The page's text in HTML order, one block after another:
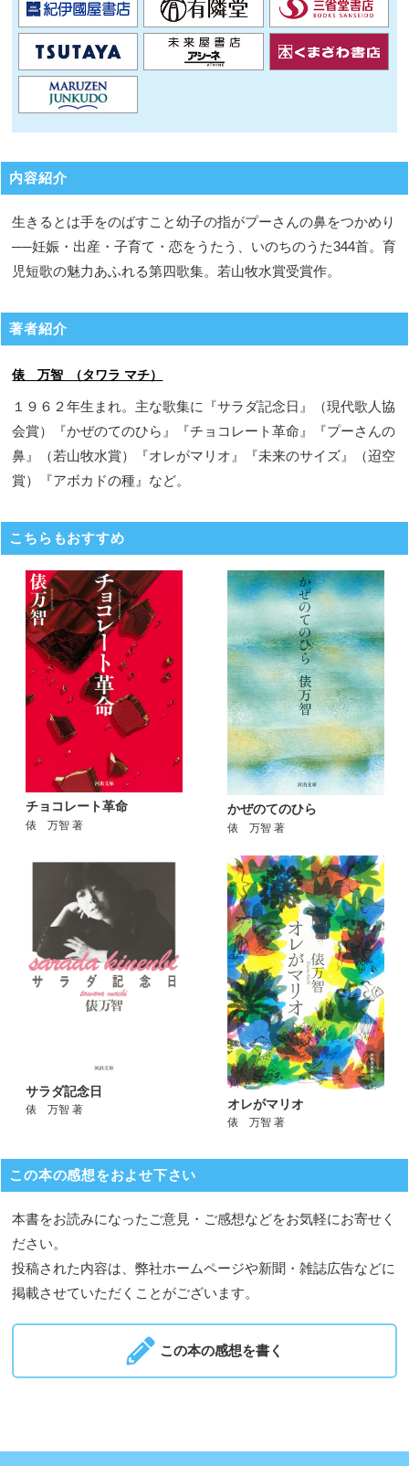
内容紹介
生きるとは手をのばすこと幼子の指がプーさんの鼻をつかめり
──妊娠・出産・子育て・恋をうたう、いのちのうた344首。育
児短歌の魅力あふれる第四歌集。若山牧水賞受賞作。
著者紹介
俵 万智 （タワラ マチ）
１９６２年生まれ。主な歌集に『サラダ記念日』（現代歌人協
会賞）『かぜのてのひら』『チョコレート革命』『プーさんの
鼻』（若山牧水賞）『オレがマリオ』『未来のサイズ』（迢空
賞）『アボカドの種』など。
こちらもおすすめ
チョコレート革命
俵 万智 著
かぜのてのひら
俵 万智 著
サラダ記念日
俵 万智 著 オレがマリオ
俵 万智 著
この本の感想をおよせ下さい
本書をお読みになったご意見・ご感想などをお気軽にお寄せく
ださい。
投稿された内容は、弊社ホームページや新聞・雑誌広告などに
掲載させていただくことがございます。
この本の感想を書く